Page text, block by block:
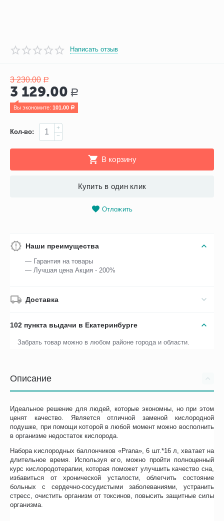
Написать отзыв
3 230.00 Р
3 129.00 Р
Вы экономите: 101.00 Р
Кол-во:
+
−
В корзину
Купить в один клик
Отложить
Наши преимущества
— Гарантия на товары
— Лучшая цена Акция - 200%
Доставка
102 пункта выдачи в Екатеринбурге
Забрать товар можно в любом районе города и области.
Описание
Идеальное решение для людей, которые экономны, но при этом
ценят качество. Является отличной заменой кислородной
подушке, при помощи которой в любой момент можно восполнить
в организме недостаток кислорода.
Набора кислородных баллончиков «Prana», 6 шт.*16 л, хватает на
длительное время. Используя его, можно пройти полноценный
курс кислородотерапии, которая поможет улучшить качество сна,
избавиться от хронической усталости, облегчить состояние
больных с сердечно-сосудистыми заболеваниями, устранить
стресс, очистить организм от токсинов, повысить защитные силы
организма.